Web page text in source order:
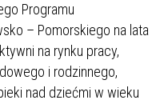
Programu
– Pomorskiego na lata
na rynku pracy,
i rodzinnego,
nad dziećmi w wieku